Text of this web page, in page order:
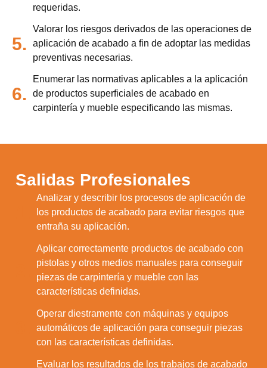
requeridas.
5.
Valorar los riesgos derivados de las operaciones de
aplicación de acabado a fin de adoptar las medidas
preventivas necesarias.
6.
Enumerar las normativas aplicables a la aplicación
de productos superficiales de acabado en
carpintería y mueble especificando las mismas.
Salidas Profesionales
Analizar y describir los procesos de aplicación de
los productos de acabado para evitar riesgos que
entraña su aplicación.
Aplicar correctamente productos de acabado con
pistolas y otros medios manuales para conseguir
piezas de carpintería y mueble con las
características definidas.
Operar diestramente con máquinas y equipos
automáticos de aplicación para conseguir piezas
con las características definidas.
Evaluar los resultados de los trabajos de acabado